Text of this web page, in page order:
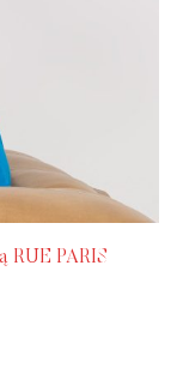
RUE PARIS